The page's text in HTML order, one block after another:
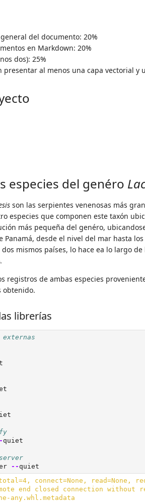
del documento: 20%
en Markdown: 20%
dos): 25%
presentar al menos una capa vectorial y
especies del genéro
son las serpientes venenosas más
especies que componen este taxón
más pequeña del genéro,
Panamá, desde el nivel del mar hasta
mismos países, lo hace ea lo largo
registros de ambas especies
obtenido.
librerías
quiet
-- quiet
end closed connection without
any.whl.metadata